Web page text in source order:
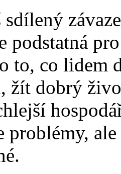
sdílený
podstatná
to, co lidem
žít dobrý
problémy,